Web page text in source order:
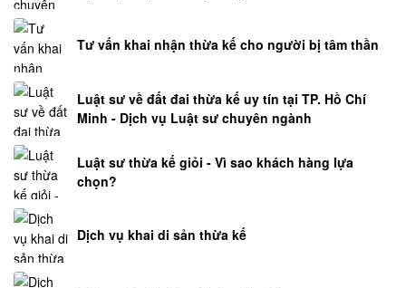
Tư vấn khai nhận thừa kế cho người bị tâm thần
Luật sư về đất đai thừa kế uy tín tại TP. Hồ Chí
Minh - Dịch vụ Luật sư chuyên ngành
Luật sư thừa kế giỏi - Vì sao khách hàng lựa
chọn?
Dịch vụ khai di sản thừa kế